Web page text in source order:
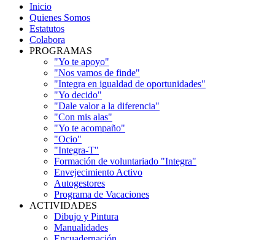
Inicio
Quienes Somos
Estatutos
Colabora
PROGRAMAS
"Yo te apoyo"
"Nos vamos de finde"
"Integra en igualdad de oportunidades"
"Yo decido"
"Dale valor a la diferencia"
"Con mis alas"
"Yo te acompaño"
"Ocio"
"Integra-T"
Formación de voluntariado "Integra"
Envejecimiento Activo
Autogestores
Programa de Vacaciones
ACTIVIDADES
Dibujo y Pintura
Manualidades